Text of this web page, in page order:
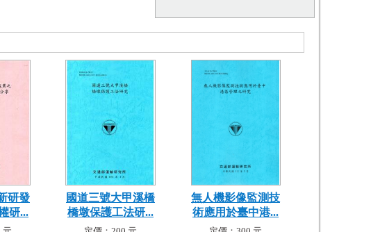
研發
研...
國道三號大甲溪橋
橋墩保護工法研...
無人機影像監測技
術應用於臺中港...